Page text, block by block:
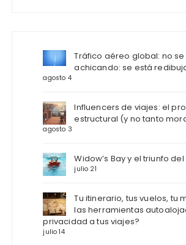
Tráfico aéreo global: no se
achicando: se está
agosto 4
Influencers de viajes: el
estructural (y no tanto
agosto 3
Widow’s Bay y el triunfo
julio 21
Tu itinerario, tus vuelos, tu
las herramientas
privacidad a tus viajes?
julio 14